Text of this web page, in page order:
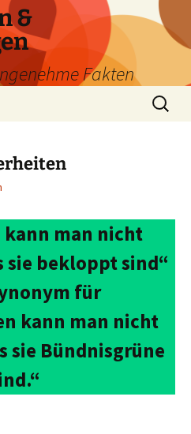
&
Fakten
Suchen
nach:
man nicht
bekloppt sind“
für
kann man nicht
sie Bündnisgrüne